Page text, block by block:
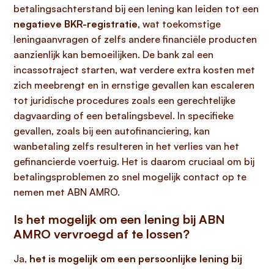
betalingsachterstand bij een lening kan leiden tot een
negatieve BKR-registratie, wat toekomstige
leningaanvragen of zelfs andere financiële producten
aanzienlijk kan bemoeilijken. De bank zal een
incassotraject starten, wat verdere extra kosten met
zich meebrengt en in ernstige gevallen kan escaleren
tot juridische procedures zoals een gerechtelijke
dagvaarding of een betalingsbevel. In specifieke
gevallen, zoals bij een autofinanciering, kan
wanbetaling zelfs resulteren in het verlies van het
gefinancierde voertuig. Het is daarom cruciaal om bij
betalingsproblemen zo snel mogelijk contact op te
nemen met ABN AMRO.
Is het mogelijk om een lening bij ABN
AMRO vervroegd af te lossen?
Ja, het is mogelijk om een persoonlijke lening bij